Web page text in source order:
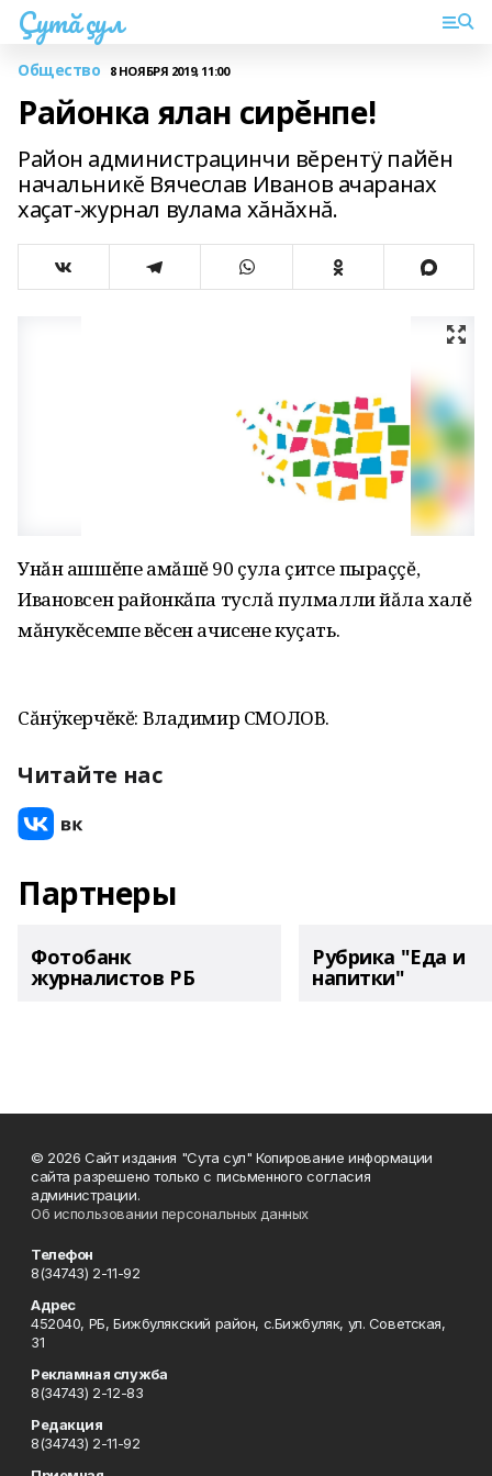
Çутă çул
Общество 8 НОЯБРЯ 2019, 11:00
Районка ялан сирĕнпе!
Район администрацинчи вĕрентÿ пайĕн
начальникĕ Вячеслав Иванов ачаранах
хаçат-журнал вулама хăнăхнă.
Унăн ашшĕпе амăшĕ 90 çула çитсе пыраççĕ,
Ивановсен районкăпа туслă пулмалли йăла халĕ
мăнукĕсемпе вĕсен ачисене куçать.
Сăнÿкерчĕкĕ: Владимир СМОЛОВ.
Читайте нас
Партнеры
Фотобанк
журналистов РБ
Рубрика "Еда и
напитки"
© 2026 Сайт издания "Сута сул" Копирование информации
сайта разрешено только с письменного согласия
администрации.
Об использовании персональных данных
Телефон
8(34743) 2-11-92
Адрес
452040, РБ, Бижбулякский район, с.Бижбуляк, ул. Советская,
31
Рекламная служба
8(34743) 2-12-83
Редакция
8(34743) 2-11-92